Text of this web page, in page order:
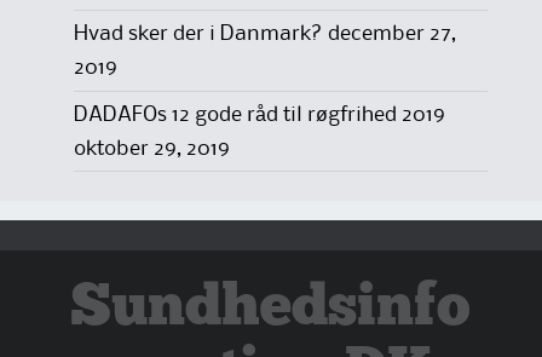
Hvad sker der i Danmark? december 27,
2019
DADAFOs 12 gode råd til røgfrihed 2019
oktober 29, 2019
Sundhedsinfo